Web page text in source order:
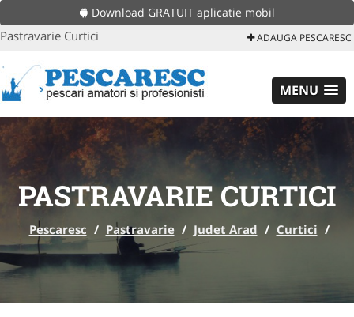
Download GRATUIT aplicatie mobil
Pastravarie Curtici ADAUGA PESCARESC
MENU
PASTRAVARIE CURTICI
Pescaresc / Pastravarie / Judet Arad / Curtici /